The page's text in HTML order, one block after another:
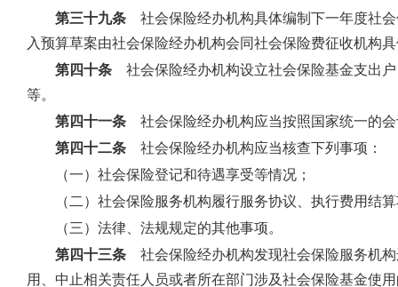
第三十九条 社会保险经办机构具体编制下一年度社
入预算草案由社会保险经办机构会同社会保险费征收机构
第四十条 社会保险经办机构设立社会保险基金支出
等。
第四十一条 社会保险经办机构应当按照国家统一的
第四十二条 社会保险经办机构应当核查下列事项：
（一）社会保险登记和待遇享受等情况；
（二）社会保险服务机构履行服务协议、执行费用结
（三）法律、法规规定的其他事项。
第四十三条 社会保险经办机构发现社会保险服务机
用、中止相关责任人员或者所在部门涉及社会保险基金使